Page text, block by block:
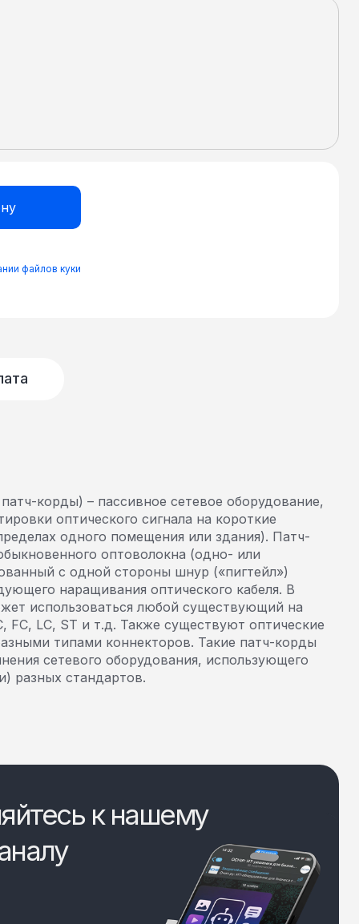
файлов куки
корды) – пассивное сетевое оборудование,
оптического сигнала на короткие
одного помещения или здания). Патч-
оптоволокна (одно- или
с одной стороны шнур («пигтейл»)
наращивания оптического кабеля. В
использоваться любой существующий на
FC, LC, ST и т.д. Также существуют оптические
типами коннекторов. Такие патч-корды
сетевого оборудования, использующего
разных стандартов.
к нашему